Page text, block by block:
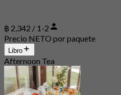
฿ 2,342 / 1-2
Precio NETO por paquete
Libro
Afternoon Tea